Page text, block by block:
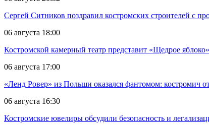
Сергей Ситников поздравил костромских строителей с
06 августа 18:00
Костромской камерный театр представит «Щедрое
06 августа 17:00
«Ленд Ровер» из Польши оказался фантомом: костромич
06 августа 16:30
Костромские ювелиры обсудили безопасность и